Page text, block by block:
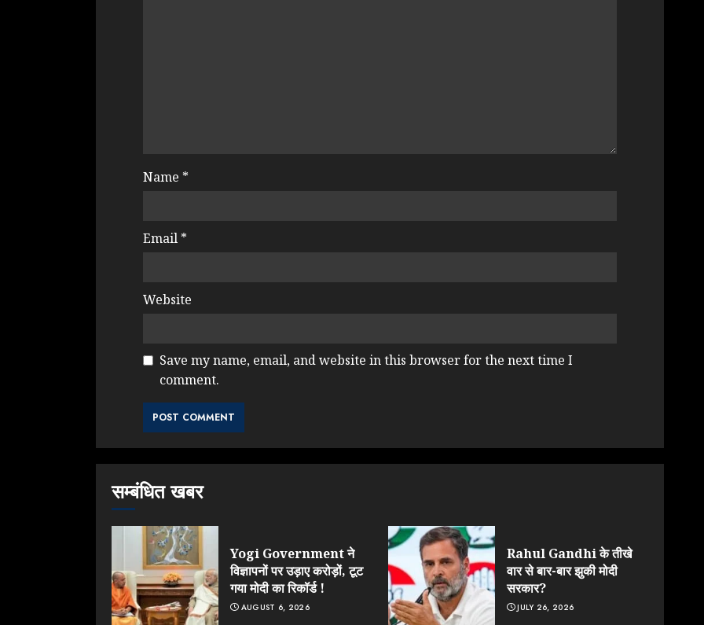
Name *
Email *
Website
Save my name, email, and website in this browser for the next time I
comment.
सम्बंधित खबर
Yogi Government ने
विज्ञापनों पर उड़ाए करोड़ों, टूट
गया मोदी का रिकॉर्ड !
AUGUST 6, 2026
Rahul Gandhi के तीखे
वार से बार-बार झुकी मोदी
सरकार?
JULY 26, 2026